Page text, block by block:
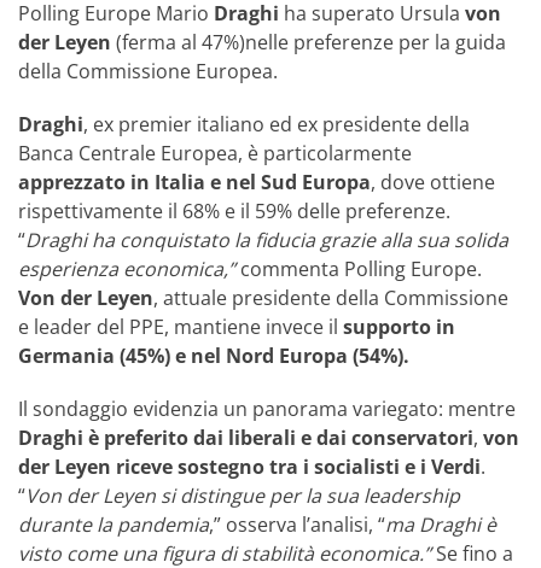
Polling Europe Mario Draghi ha superato Ursula von
der Leyen (ferma al 47%)nelle preferenze per la guida
della Commissione Europea.
Draghi, ex premier italiano ed ex presidente della
Banca Centrale Europea, è particolarmente
apprezzato in Italia e nel Sud Europa, dove ottiene
rispettivamente il 68% e il 59% delle preferenze.
“Draghi ha conquistato la fiducia grazie alla sua solida
esperienza economica,”commenta Polling Europe.
Von der Leyen, attuale presidente della Commissione
e leader del PPE, mantiene invece il supporto in
Germania (45%) e nel Nord Europa (54%).
Il sondaggio evidenzia un panorama variegato: mentre
Draghi è preferito dai liberali e dai conservatori, von
der Leyen riceve sostegno tra i socialisti e i Verdi.
“Von der Leyen si distingue per la sua leadership
durante la pandemia,” osserva l’analisi, “ma Draghi è
visto come una figura di stabilità economica.”Se fino a